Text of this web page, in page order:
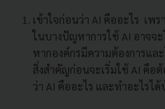
เข้าใจก่อนว่า AI คืออะไร เพร
ในบางปัญหาการใช้ AI อาจจ
หากองค์กรมีความต้องการแล
สิ่งสำคัญก่อนจะเริ่มใช้ AI คือ
ว่า AI คืออะไร และทำอะไรได้